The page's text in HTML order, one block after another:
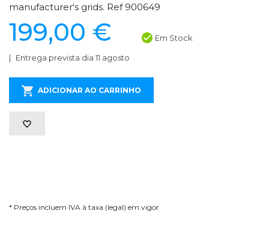
manufacturer's grids. Ref 900649
199,00 € Em Stock
Entrega prevista dia 11 agosto
ADICIONAR AO CARRINHO
* Preços incluem IVA à taxa (legal) em vigor